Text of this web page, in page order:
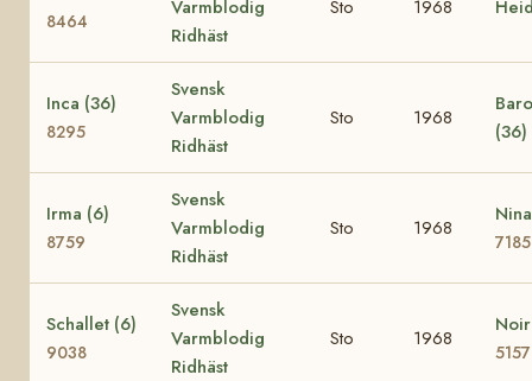
8464
Varmblodig
Ridhäst
Sto 1968
Inca (36)
8295
Svensk
Varmblodig
Ridhäst
Sto 1968
(36)
Irma (6)
8759
Svensk
Varmblodig
Ridhäst
Sto 1968
7185
Schallet (6)
9038
Svensk
Varmblodig
Ridhäst
Sto 1968
5157